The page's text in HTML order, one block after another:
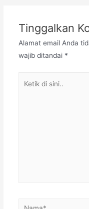
Tinggalkan
Alamat email Anda
wajib ditandai *